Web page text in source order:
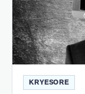
KRYESORE